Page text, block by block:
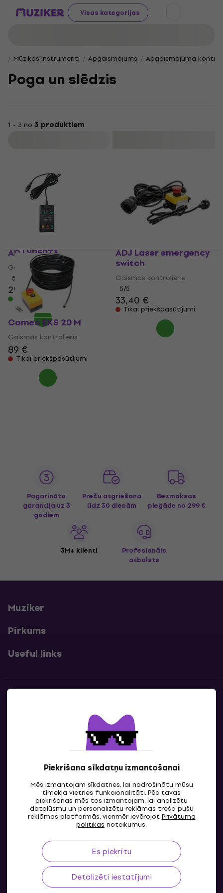
Visas kategorijas
Piekrišana sīkdatņu izmantošanai
Mēs izmantojam sīkdatnes, lai nodrošinātu mūsu
tīmekļa vietnes funkcionalitāti. Pēc tavas
piekrišanas mēs tos izmantojam, lai analizētu
datplūsmu un personalizētu reklāmas trešo pušu
reklāmas platformās, vienmēr ievērojotPrivātuma
politikas noteikumus.
Es piekrītu
Detalizēti iestatījumi
Mūzikas instrumenti Apgaismojums Apgaismojuma
Poga un slēdzis
1 - 3 no 3 produktiem
ADJ VPEPT3
Gaismas kontrolieris
5
29,80 €
Ir noliktavā
ADJ Laser emergency
switch
Gaismas kontrolieris
5/5
33,40 €
Tikai priekšpasūtījumi
Cameo EKS 20 M
Gaismas kontrolieris
89 €
Tikai priekšpasūtījumi
Pagarināta
garantija uz 3
gadiem
Preču atgriešana
līdz 30 dienām
Bezmaksas
piegāde no 299 €
3M+ klienti
Profesionāls
atbalsts
Muziker
Pirkums
Useful links
Sazinies ar mums
LV